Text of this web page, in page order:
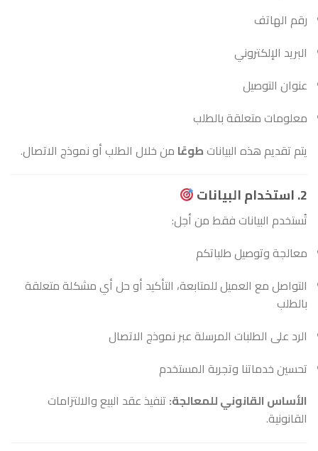
رقم الهاتف
البريد الإلكتروني
عنوان التوصيل
معلومات متعلقة بالطلب
يتم تقديم هذه البياناتطوعًا من خلال الطلب أو نموذج الاتصال.
2. استخدام البيانات
تُستخدم البيانات فقط من أجل:
معالجة وتوصيل طلباتكم
التواصل مع العميل للمتابعة، التأكيد أو حل أي مشكلة متعلقة
بالطلب
الرد على الطلبات المرسلة عبر نموذج الاتصال
تحسين خدماتنا وتجربة المستخدم
الأساس القانوني للمعالجة: تنفيذ عقد البيع والالتزامات
القانونية.